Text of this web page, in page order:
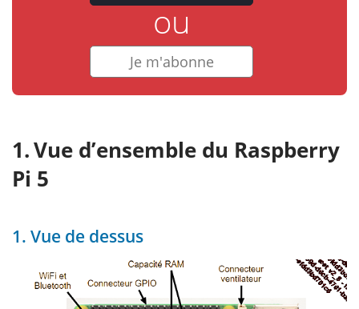
ou
Je m'abonne
Vue d’ensemble du Raspberry
Pi 5
1. Vue de dessus